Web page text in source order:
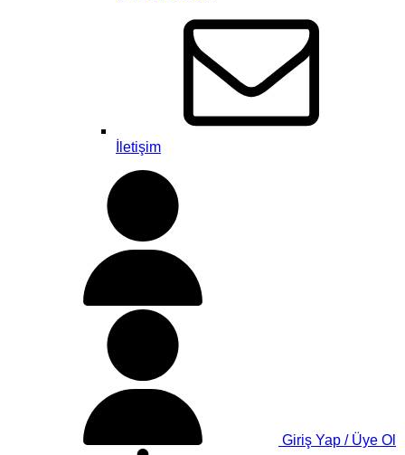
İletişim
Giriş Yap / Üye Ol